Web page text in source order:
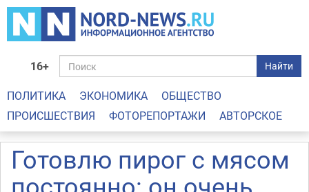
16+ Найти
ПОЛИТИКА ЭКОНОМИКА
ОБЩЕСТВО
ПРОИСШЕСТВИЯ
ФОТОРЕПОРТАЖИ АВТОРСКОЕ
Готовлю пирог с мясом